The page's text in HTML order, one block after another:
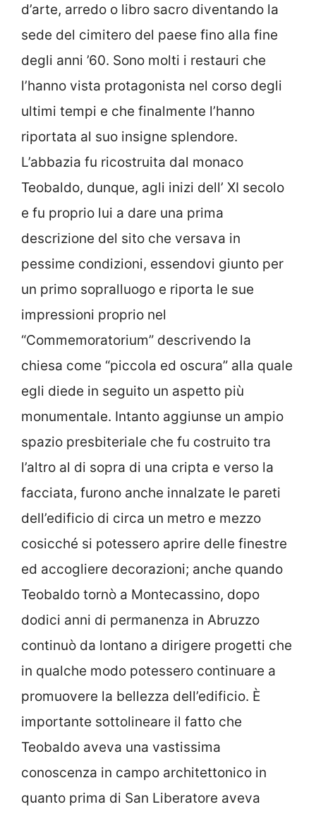
d’arte, arredo o libro sacro diventando la
sede del cimitero del paese fino alla fine
degli anni ’60. Sono molti i restauri che
l’hanno vista protagonista nel corso degli
ultimi tempi e che finalmente l’hanno
riportata al suo insigne splendore.
L’abbazia fu ricostruita dal monaco
Teobaldo, dunque, agli inizi dell’ XI secolo
e fu proprio lui a dare una prima
descrizione del sito che versava in
pessime condizioni, essendovi giunto per
un primo sopralluogo e riporta le sue
impressioni proprio nel
“Commemoratorium” descrivendo la
chiesa come “piccola ed oscura” alla quale
egli diede in seguito un aspetto più
monumentale. Intanto aggiunse un ampio
spazio presbiteriale che fu costruito tra
l’altro al di sopra di una cripta e verso la
facciata, furono anche innalzate le pareti
dell’edificio di circa un metro e mezzo
cosicché si potessero aprire delle finestre
ed accogliere decorazioni; anche quando
Teobaldo tornò a Montecassino, dopo
dodici anni di permanenza in Abruzzo
continuò da lontano a dirigere progetti che
in qualche modo potessero continuare a
promuovere la bellezza dell’edificio. È
importante sottolineare il fatto che
Teobaldo aveva una vastissima
conoscenza in campo architettonico in
quanto prima di San Liberatore aveva